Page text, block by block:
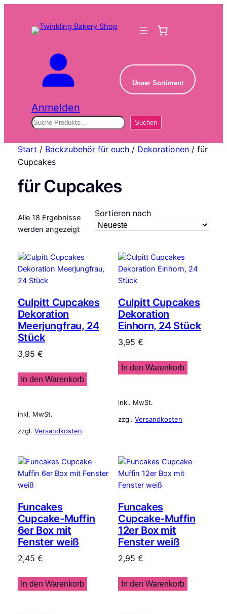
Anmelden
Unser Sortiment
Suchen Suchen
Start / Backzubehör für euch/ Dekorationen/ für
Cupcakes
für Cupcakes
Alle 18 Ergebnisse
werden angezeigtNach
Sortieren nach
Culpitt Cupcakes
Dekoration
Meerjungfrau, 24
Stück
3,95 €
In den Warenkorb
inkl. MwSt.
zzgl. Versandkosten
Culpitt Cupcakes
Dekoration
Einhorn, 24 Stück
3,95€
In den Warenkorb
inkl. MwSt.
zzgl.Versandkosten
Funcakes
Cupcake-Muffin
6er Box mit
Fenster weiß
2,45 €
In den Warenkorb
Funcakes
Cupcake-Muffin
12er Box mit
Fenster weiß
2,95€
In den Warenkorb